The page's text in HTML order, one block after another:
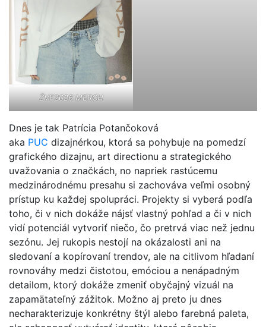
ŽVF2026 MERCH
Dnes je tak Patrícia Potančoková
aka PUC dizajnérkou, ktorá sa pohybuje na pomedzí
grafického dizajnu, art directionu a strategického
uvažovania o značkách, no napriek rastúcemu
medzinárodnému presahu si zachováva veľmi osobný
prístup ku každej spolupráci. Projekty si vyberá podľa
toho, či v nich dokáže nájsť vlastný pohľad a či v nich
vidí potenciál vytvoriť niečo, čo pretrvá viac než jednu
sezónu. Jej rukopis nestojí na okázalosti ani na
sledovaní a kopírovaní trendov, ale na citlivom hľadaní
rovnováhy medzi čistotou, emóciou a nenápadným
detailom, ktorý dokáže zmeniť obyčajný vizuál na
zapamätateľný zážitok. Možno aj preto ju dnes
necharakterizuje konkrétny štýl alebo farebná paleta,